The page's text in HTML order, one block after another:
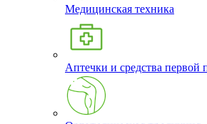
Медицинская техника
Аптечки и средства первой